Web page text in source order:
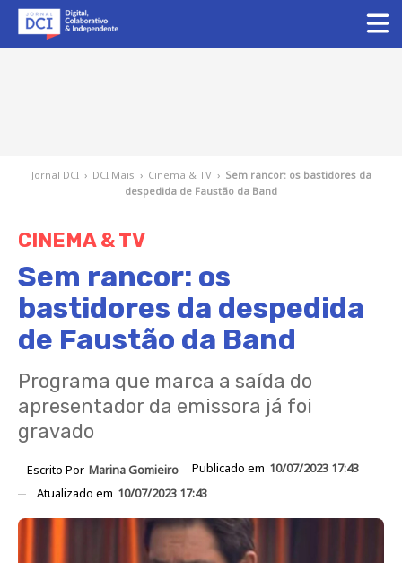
Jornal DCI › DCI Mais › Cinema & TV › Sem rancor: os bastidores da
despedida de Faustão da Band
CINEMA & TV
Sem rancor: os
bastidores da despedida
de Faustão da Band
Programa que marca a saída do
apresentador da emissora já foi
gravado
Escrito Por Marina Gomieiro Publicado em 10/07/2023 17:43
Atualizado em 10/07/2023 17:43